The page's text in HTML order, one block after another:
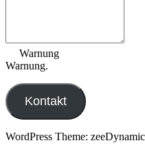
Warnung
Warnung.
Kontakt
WordPress Theme: